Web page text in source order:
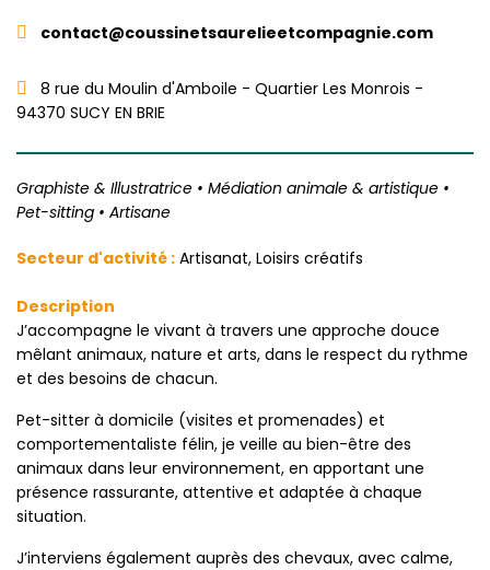
contact@coussinetsaurelieetcompagnie.com
8 rue du Moulin d'Amboile - Quartier Les Monrois -
94370 SUCY EN BRIE
Graphiste & Illustratrice • Médiation animale & artistique •
Pet-sitting • Artisane
Secteur d'activité : Artisanat, Loisirs créatifs
Description
J’accompagne le vivant à travers une approche douce
mêlant animaux, nature et arts, dans le respect du rythme
et des besoins de chacun.
Pet-sitter à domicile (visites et promenades) et
comportementaliste félin, je veille au bien-être des
animaux dans leur environnement, en apportant une
présence rassurante, attentive et adaptée à chaque
situation.
J’interviens également auprès des chevaux, avec calme,